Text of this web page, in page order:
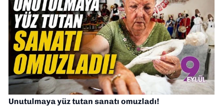
Unutulmaya yüz tutan sanatı omuzladı!